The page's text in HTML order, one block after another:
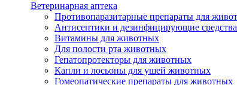
Ветеринарная аптека
Противопаразитарные препараты для
Антисептики и дезинфицирующие средства
Витамины для животных
Для полости рта животных
Гепатопротекторы для животных
Капли и лосьоны для ушей животных
Гомеопатические препараты для животных